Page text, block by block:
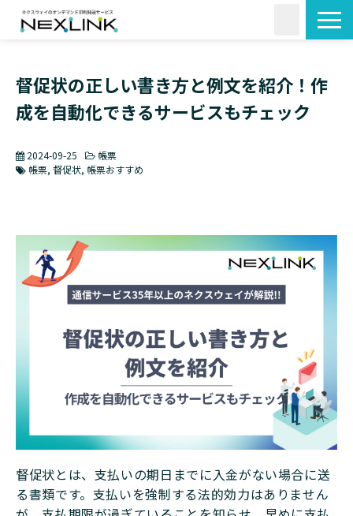
活用シーン
料金・形状
よくあるご質問
督促状の正しい書き方と例文を紹介！作
成を自動化できるサービスもチェック
2024-09-25
帳票
帳票 督促状 帳票おすすめ
督促状とは、支払いの期日までに入金がない場合に送
る書類です。支払いを強制する法的効力はありません